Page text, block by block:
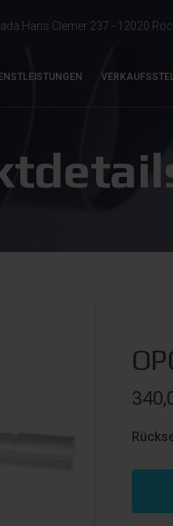
Hans Clemer 237 - 12020